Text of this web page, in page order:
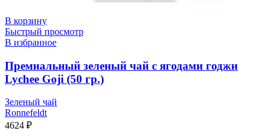
В корзину
Быстрый просмотр
В избранное
Премиальный зеленый чай с ягодами годжи
Lychee Goji (50 гр.)
Зеленый чай
Ronnefeldt
4624 ₽